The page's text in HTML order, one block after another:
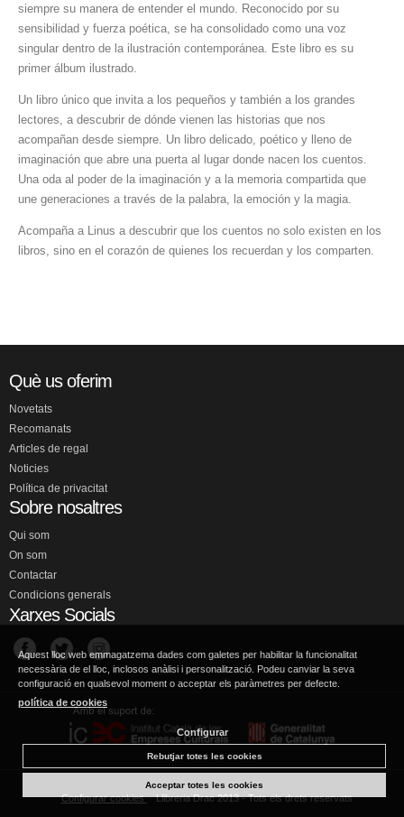
siempre su manera de entender el mundo. Reconocido por su
sensibilidad y fuerza poética, se ha consolidado como una voz
singular dentro de la ilustración contemporánea. Este libro es su
primer álbum ilustrado.
Un libro único que invita a los pequeños y también a los grandes
lectores, a descubrir de dónde vienen las historias que nos
acompañan desde siempre. Un libro delicado, poético y lleno de
imaginación que abre una puerta al lugar donde nacen los cuentos.
Una oda al poder de la imaginación y a la memoria compartida que
une generaciones a través de la palabra, la emoción y la magia.
Acompaña a Linus a descubrir que los cuentos no solo existen en los
libros, sino en el corazón de quienes los recuerdan y los comparten.
Què us oferim
Novetats
Recomanats
Articles de regal
Noticies
Política de privacitat
Sobre nosaltres
Qui som
On som
Contactar
Condicions generals
Xarxes Socials
Configurar cookies Llibreria Drac 2013 - Tots els drets reservats
Aquest lloc web emmagatzema dades com galetes per habilitar la funcionalitat
necessària de el lloc, inclosos anàlisi i personalització. Podeu canviar la seva
configuració en qualsevol moment o acceptar els paràmetres per defecte.
política de cookies
Configurar
Rebutjar totes les cookies
Acceptar totes les cookies